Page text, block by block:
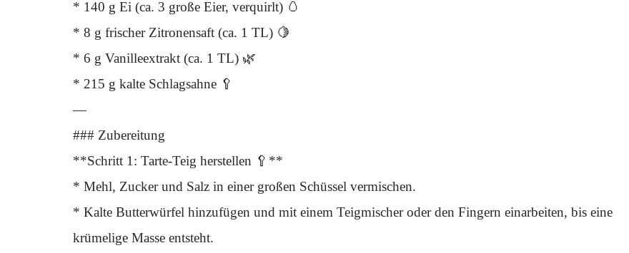
* 140 g Ei (ca. 3 große Eier, verquirlt) 🥚
* 8 g frischer Zitronensaft (ca. 1 TL) 🍋
* 6 g Vanilleextrakt (ca. 1 TL) 🌿
* 215 g kalte Schlagsahne 🥄
—
### Zubereitung
**Schritt 1: Tarte-Teig herstellen 🥄**
* Mehl, Zucker und Salz in einer großen Schüssel vermischen.
* Kalte Butterwürfel hinzufügen und mit einem Teigmischer oder den Fingern einarbeiten, bis eine
krümelige Masse entsteht.